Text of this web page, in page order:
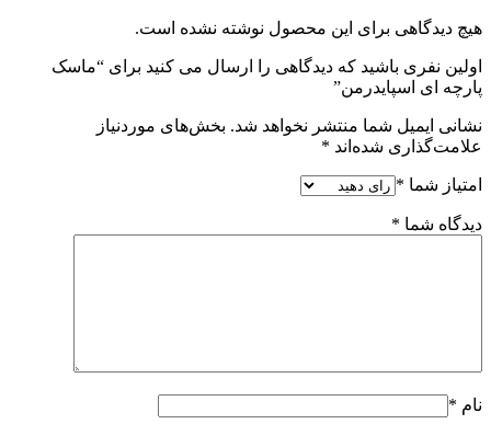
هیچ دیدگاهی برای این محصول نوشته نشده است.
اولین نفری باشید که دیدگاهی را ارسال می کنید برای “ماسک
پارچه ای اسپایدرمن”
نشانی ایمیل شما منتشر نخواهد شد. بخش‌های موردنیاز
علامت‌گذاری شده‌اند *
امتیاز شما *
دیدگاه شما *
نام *